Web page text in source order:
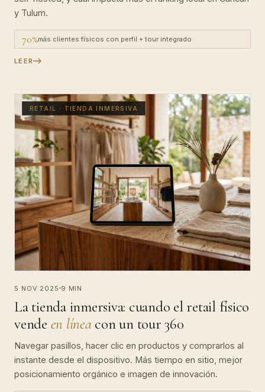
y Tulum.
70%más clientes físicos con perfil + tour integrado
LEER
RETAIL · TIENDA INMERSIVA
5 NOV 2025 9 MIN
La tienda inmersiva: cuando el retail físico
vende en línea con un tour 360
Navegar pasillos, hacer clic en productos y comprarlos al
instante desde el dispositivo. Más tiempo en sitio, mejor
posicionamiento orgánico e imagen de innovación.